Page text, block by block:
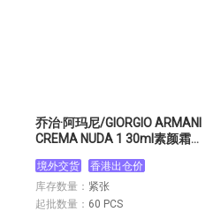
乔治·阿玛尼/GIORGIO ARMANI
CREMA NUDA 1 30ml素颜霜1
境外交货
香港出仓价
库存数量： 紧张
起批数量： 60 PCS